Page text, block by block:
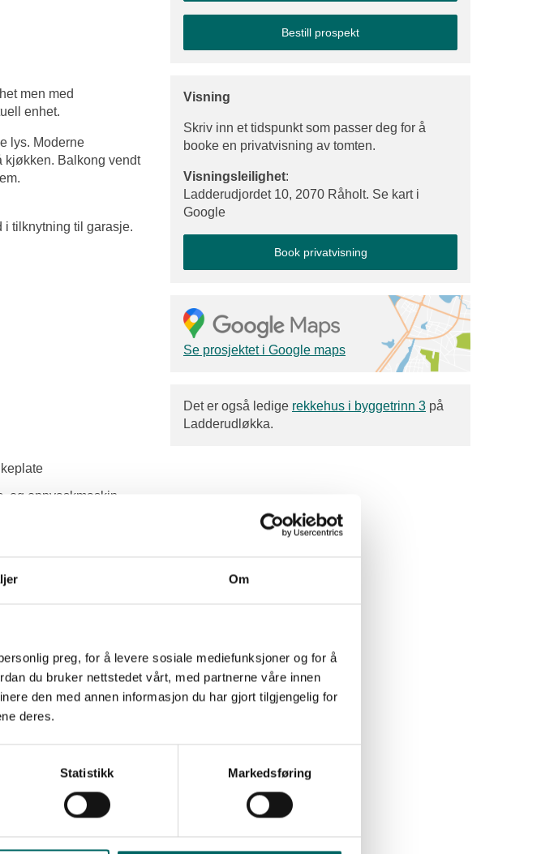
Om
preg, for å levere sosiale mediefunksjoner og for å
du bruker nettstedet vårt, med partnerne våre innen
den med annen informasjon du har gjort tilgjengelig for
deres.
Statistikk Markedsføring
men med
enhet.
lys. Moderne
kjøkken. Balkong vendt
i tilknytning til garasje.
og oppvaskmaskin
toalett
Bestill prospekt
Visning
Skriv inn et tidspunkt som passer deg for å
booke en privatvisning av tomten.
Visningsleilighet:
Ladderudjordet 10, 2070 Råholt. Se kart i
Google
Book privatvisning
Se prosjektet i Google maps
Det er også ledige rekkehus i byggetrinn 3 på
Ladderudløkka.